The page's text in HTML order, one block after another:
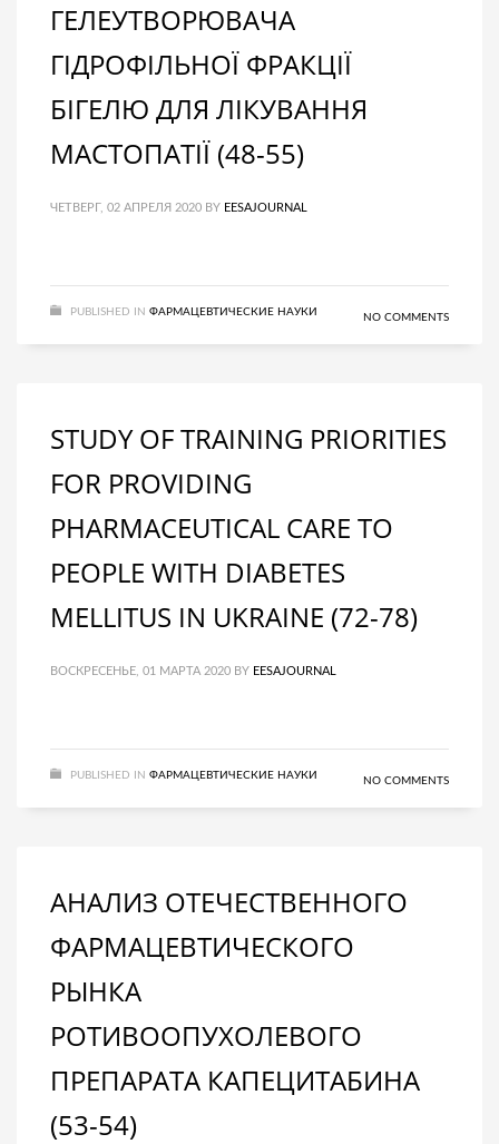
ГЕЛЕУТВОРЮВАЧА
ГІДРОФІЛЬНОЇ ФРАКЦІЇ
БІГЕЛЮ ДЛЯ ЛІКУВАННЯ
МАСТОПАТІЇ (48-55)
ЧЕТВЕРГ, 02 АПРЕЛЯ 2020 BY EESAJOURNAL
PUBLISHED IN ФАРМАЦЕВТИЧЕСКИЕ НАУКИ NO COMMENTS
STUDY OF TRAINING PRIORITIES
FOR PROVIDING
PHARMACEUTICAL CARE TO
PEOPLE WITH DIABETES
MELLITUS IN UKRAINE (72-78)
ВОСКРЕСЕНЬЕ, 01 МАРТА 2020 BY EESAJOURNAL
PUBLISHED IN ФАРМАЦЕВТИЧЕСКИЕ НАУКИ NO COMMENTS
АНАЛИЗ ОТЕЧЕСТВЕННОГО
ФАРМАЦЕВТИЧЕСКОГО
РЫНКА
РОТИВООПУХОЛЕВОГО
ПРЕПАРАТА КАПЕЦИТАБИНА
(53-54)